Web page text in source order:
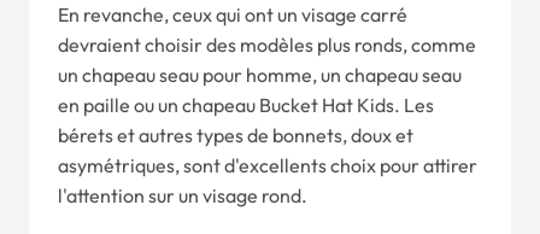
En revanche, ceux qui ont un visage carré
devraient choisir des modèles plus ronds, comme
un chapeau seau pour homme, un chapeau seau
en paille ou un chapeau Bucket Hat Kids. Les
bérets et autres types de bonnets, doux et
asymétriques, sont d'excellents choix pour attirer
l'attention sur un visage rond.